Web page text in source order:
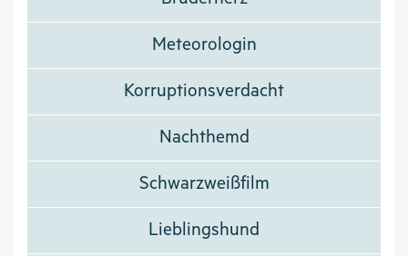
Meteorologin
Korruptionsverdacht
Nachthemd
Schwarzweißfilm
Lieblingshund